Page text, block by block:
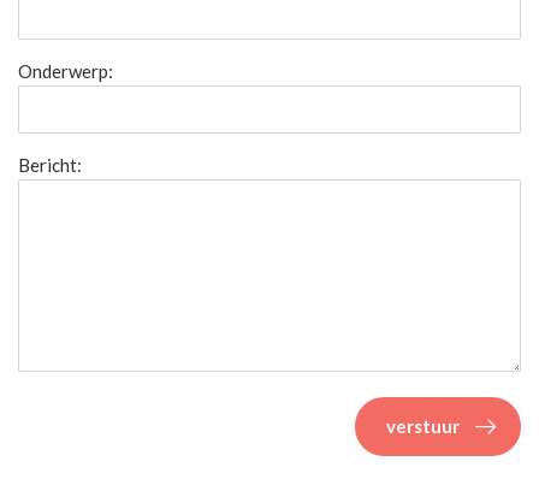
Onderwerp:
Bericht:
verstuur